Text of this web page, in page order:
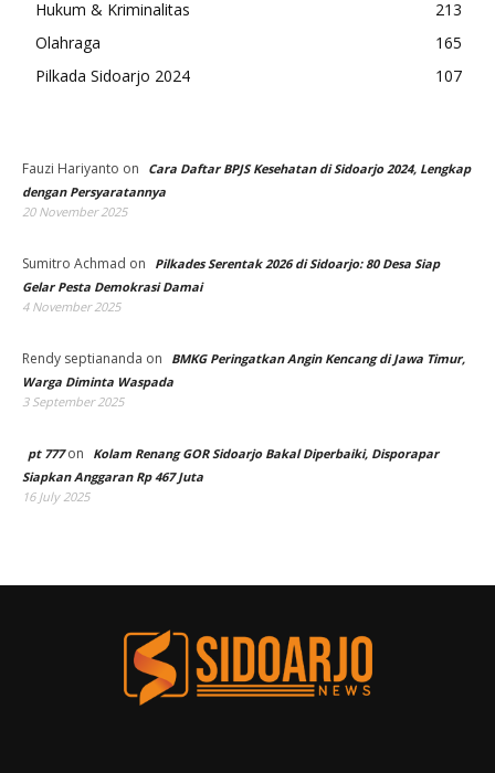
Hukum & Kriminalitas
213
Olahraga
165
Pilkada Sidoarjo 2024
107
Fauzi Hariyanto on
Cara Daftar BPJS Kesehatan di Sidoarjo 2024, Lengkap
dengan Persyaratannya
20 November 2025
Sumitro Achmad on
Pilkades Serentak 2026 di Sidoarjo: 80 Desa Siap
Gelar Pesta Demokrasi Damai
4 November 2025
Rendy septiananda on
BMKG Peringatkan Angin Kencang di Jawa Timur,
Warga Diminta Waspada
3 September 2025
pt 777on
Kolam Renang GOR Sidoarjo Bakal Diperbaiki, Disporapar
Siapkan Anggaran Rp 467 Juta
16 July 2025